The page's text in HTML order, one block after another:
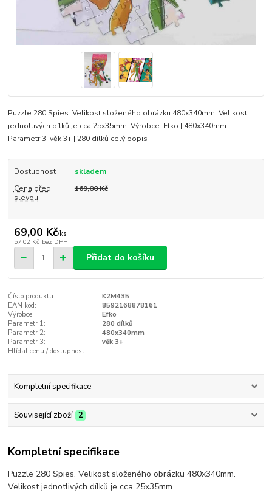
Puzzle 280 Spies. Velikost složeného obrázku 480x340mm. Velikost
jednotlivých dílků je cca 25x35mm. Výrobce: Efko | 480x340mm |
Parametr 3: věk 3+ | 280 dílků celý popis
Dostupnost
skladem
Cena před
slevou
169,00 Kč
69,00 Kč/ks
57,02 Kč bez DPH
Přidat do košíku
Číslo produktu:
K2M435
EAN kód:
8592168878161
Výrobce:
Efko
Parametr 1:
280 dílků
Parametr 2:
480x340mm
Parametr 3:
věk 3+
Hlídat cenu / dostupnost
Kompletní specifikace
Související zboží 2
Kompletní specifikace
Puzzle 280 Spies. Velikost složeného obrázku 480x340mm.
Velikost jednotlivých dílků je cca 25x35mm.